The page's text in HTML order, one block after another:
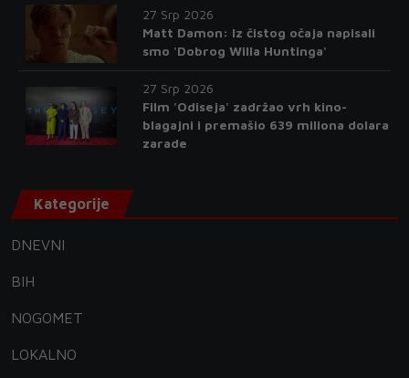
27 Srp 2026
Matt Damon: Iz čistog očaja napisali
smo 'Dobrog Willa Huntinga'
27 Srp 2026
Film 'Odiseja' zadržao vrh kino-
blagajni i premašio 639 miliona dolara
zarade
Kategorije
DNEVNI
BIH
NOGOMET
LOKALNO